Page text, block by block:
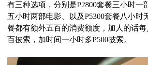
有三种选项，分别是P2800套餐三小时一
五小时两部电影、以及P5300套餐八小时
餐都有额外五百的消费额度，加人的话
百披索，加时间一小时多P500披索。